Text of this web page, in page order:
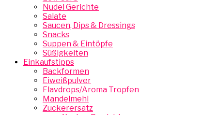
Nudel Gerichte
Salate
Saucen, Dips & Dressings
Snacks
Suppen & Eintöpfe
Süßigkeiten
Einkaufstipps
Backformen
Eiweißpulver
Flavdrops/Aroma Tropfen
Mandelmehl
Zuckerersatz